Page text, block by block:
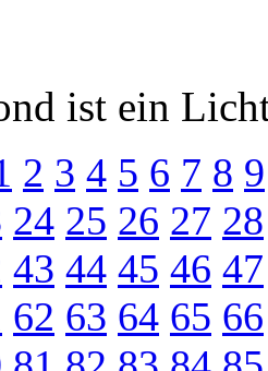
ist ein
2 3 4 5 6 7 8 9
24 25 26 27 28
43 44 45 46 47
62 63 64 65 66